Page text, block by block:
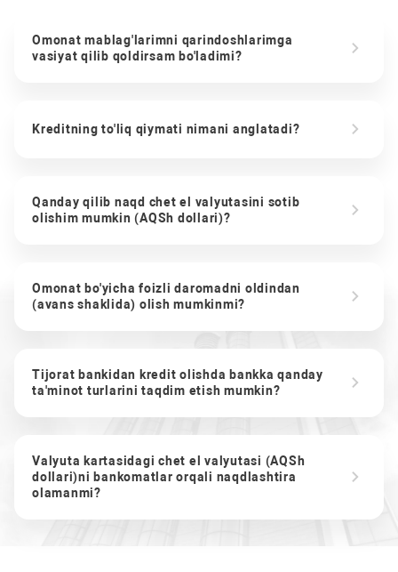
Omonat mablag'larimni qarindoshlarimga
vasiyat qilib qoldirsam bo'ladimi?
Kreditning to'liq qiymati nimani anglatadi?
Qanday qilib naqd chet el valyutasini sotib
olishim mumkin (AQSh dollari)?
Omonat bo'yicha foizli daromadni oldindan
(avans shaklida) olish mumkinmi?
Tijorat bankidan kredit olishda bankka qanday
ta'minot turlarini taqdim etish mumkin?
Valyuta kartasidagi chet el valyutasi (AQSh
dollari)ni bankomatlar orqali naqdlashtira
olamanmi?